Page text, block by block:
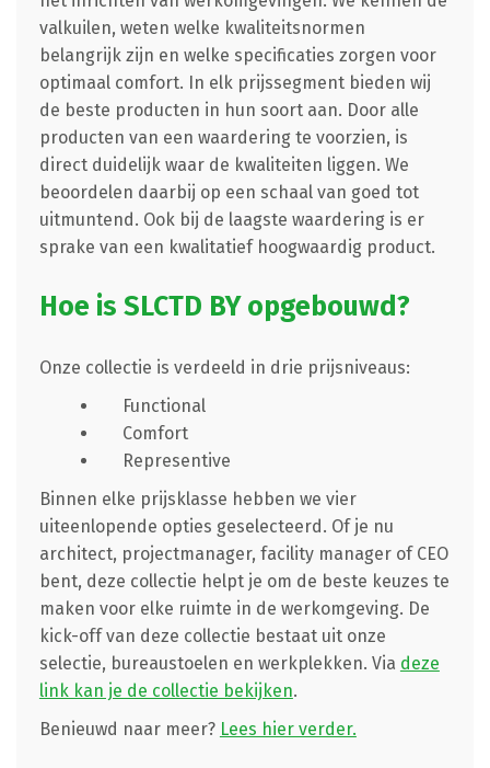
valkuilen, weten welke kwaliteitsnormen
belangrijk zijn en welke specificaties zorgen voor
optimaal comfort. In elk prijssegment bieden wij
de beste producten in hun soort aan. Door alle
producten van een waardering te voorzien, is
direct duidelijk waar de kwaliteiten liggen. We
beoordelen daarbij op een schaal van goed tot
uitmuntend. Ook bij de laagste waardering is er
sprake van een kwalitatief hoogwaardig product.
Hoe is SLCTD BY opgebouwd?
Onze collectie is verdeeld in drie prijsniveaus:
Functional
Comfort
Representive
Binnen elke prijsklasse hebben we vier
uiteenlopende opties geselecteerd. Of je nu
architect, projectmanager, facility manager of CEO
bent, deze collectie helpt je om de beste keuzes te
maken voor elke ruimte in de werkomgeving. De
kick-off van deze collectie bestaat uit onze
selectie, bureaustoelen en werkplekken. Via deze
link kan je de collectie bekijken.
Benieuwd naar meer? Lees hier verder.